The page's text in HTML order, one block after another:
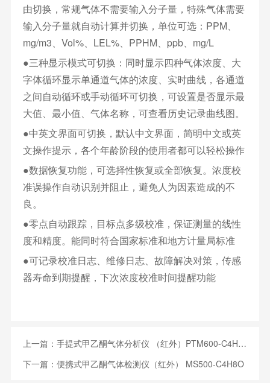
由切换，常规气体不需要输入分子量，特殊气体需要
输入分子量就自动计算并切换，单位可选：PPM、
mg/m3、Vol%、LEL%、PPHM、ppb、mg/L
●三种显示模式可切换：同时显示四种气体浓度、大
字体循环显示单通道气体的浓度、实时曲线，各通道
之间自动循环或手动循环可切换，可设置是否显示最
大值、最小值、气体名称，可查看历史记录曲线图。
●中英文界面可切换，默认中文界面，简明中文或英
文操作提示，各个年龄阶段的使用者都可以轻松操作
●数据恢复功能，可选择性恢复或全部恢复。浓度校
准误操作自动识别并阻止，避免人为因素造成的不
良。
●零点自动跟踪，目标点多级校准，保证测量的线性
度和精度。能同时符合国家标准和地方计量局标准
●可记录校准日志、维修日志、故障解决对策，传感
器寿命到期提醒，下次浓度校准时间提醒功能
上一篇： 手提式甲乙酮气体分析仪 （红外）PTM600-C4H8O
下一篇： 便携式甲乙酮气体检测仪（红外） MS500-C4H8O